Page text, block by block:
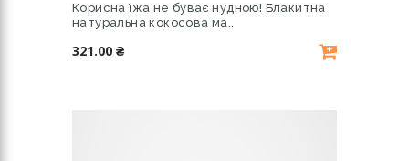
Корисна їжа не буває нудною! Блакитна
натуральна кокосова ма..
321.00 ₴